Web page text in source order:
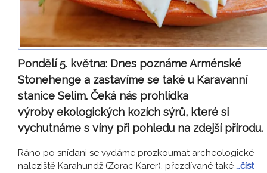
Pondělí 5. května: Dnes poznáme Arménské
Stonehenge a zastavíme se také u Karavanní
stanice Selim. Čeká nás prohlídka
výroby ekologických kozích sýrů, které si
vychutnáme s víny při pohledu na zdejší přírodu.
Ráno po snídani se vydáme prozkoumat archeologické
naleziště Karahundž (Zorac Karer), přezdívané také …číst